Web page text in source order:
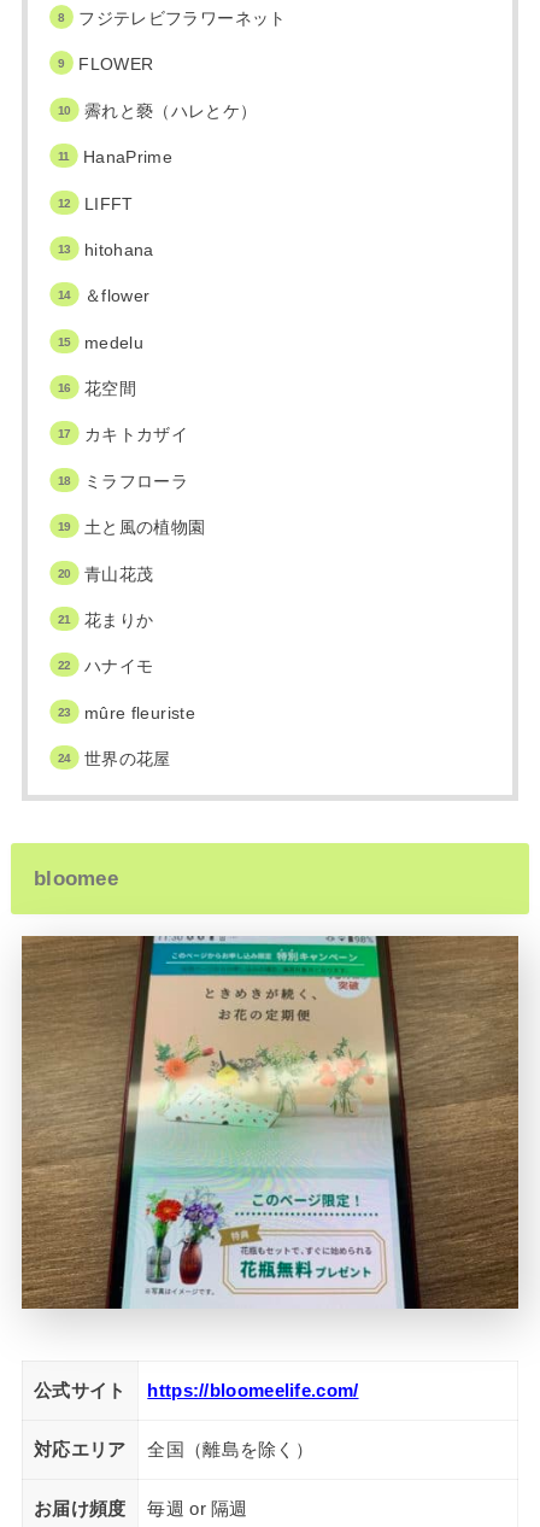
フジテレビフラワーネット
FLOWER
霽れと褻（ハレとケ）
HanaPrime
LIFFT
hitohana
＆flower
medelu
花空間
カキトカザイ
ミラフローラ
土と風の植物園
青山花茂
花まりか
ハナイモ
mûre fleuriste
世界の花屋
bloomee
公式サイト https://bloomeelife.com/
対応エリア 全国（離島を除く）
お届け頻度 毎週 or 隔週